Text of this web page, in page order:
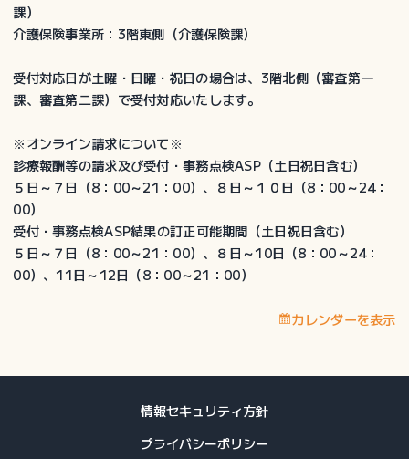
課）
介護保険事業所：3階東側（介護保険課）
受付対応日が土曜・日曜・祝日の場合は、3階北側（審査第一
課、審査第二課）で受付対応いたします。
※オンライン請求について※
診療報酬等の請求及び受付・事務点検ASP（土日祝日含む）
５日～７日（8：00～21：00）、８日～１０日（8：00～24：
00）
受付・事務点検ASP結果の訂正可能期間（土日祝日含む）
５日～７日（8：00～21：00）、８日～10日（8：00～24：
00）、11日～12日（8：00～21：00）
カレンダーを表示
情報セキュリティ方針
プライバシーポリシー